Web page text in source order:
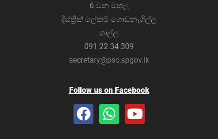
6 වන මහල
දිස්ත්‍රික් ලේකම් ගොඩනැගිල්ල
ගාල්ල
091 22 34 309
secretary@psc.spgov.lk
Follow us on Facebook